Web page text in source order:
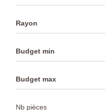
Rayon